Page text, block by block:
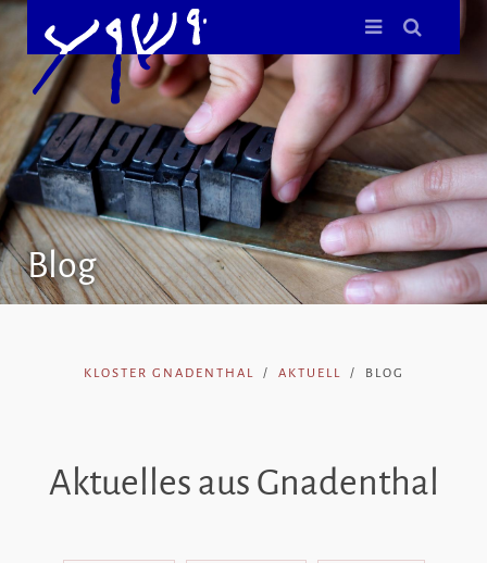
Blog
KLOSTER GNADENTHAL AKTUELL BLOG
Aktuelles aus Gnadenthal